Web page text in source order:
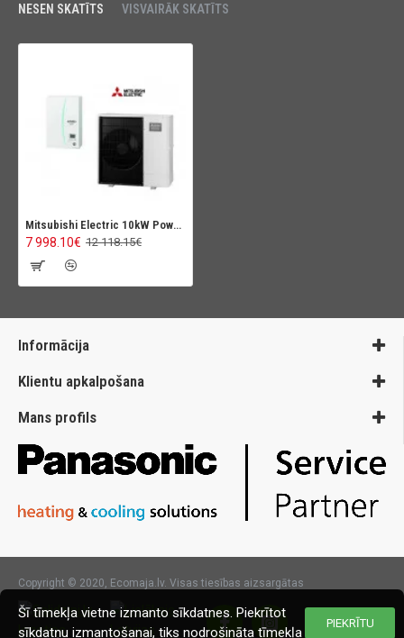
NESEN SKATĪTS VISVAIRĀK SKATĪTS
Mitsubishi Electric 10kW Power Inverter Ecodan Hydrobox
7 998.10€ 12 118.15€
Informācija
Klientu apkalpošana
Mans profils
Copyright © 2020, Ecomaja.lv. Visas tiesības aizsargātas
PIEKRĪTU
Šī tīmekļa vietne izmanto sīkdatnes. Piekrītot
sīkdatņu izmantošanai, tiks nodrošināta tīmekļa